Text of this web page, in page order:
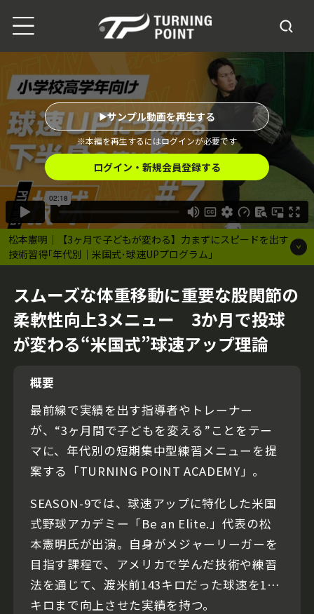
松本憲明｜【3ヶ月で子どもが変わる】力まずにスピードを出す
技術習得｢年代別｜米国式･球速UPプログラム｣
※本編を再生するにはログインが必要です
サンプル動画を再生する
ログイン・新規会員登録する
スムーズな体重移動に重要な股関節の
柔軟性向上3メニュー 3か月で投球
が変わる“米国式”球速アップ理論
概要
最前線で実績を出す指導者やトレーナー
が、“3ヶ月間で子どもを変える”ことをテー
マに、年代別の短期集中型練習メニューを提
案する「TURNING POINT ACADEMY」。
SEASON-9では、球速アップに特化した米国
式野球アカデミー「Be an Elite.」代表の松
本憲明氏が出演。自身がメジャーリーガーを
目指す課程で、アメリカで学んだ技術や練習
法を通じて、渡米前143キロだった球速を151
キロまで向上させた実績を持つ。